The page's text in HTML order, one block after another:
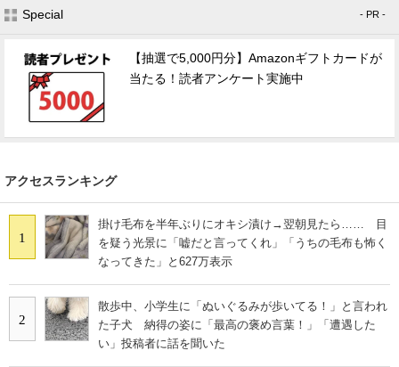
Special - PR -
【抽選で5,000円分】Amazonギフトカードが
当たる！読者アンケート実施中
アクセスランキング
1
掛け毛布を半年ぶりにオキシ漬け→翌朝見たら…… 目
を疑う光景に「嘘だと言ってくれ」「うちの毛布も怖く
なってきた」と627万表示
2
散歩中、小学生に「ぬいぐるみが歩いてる！」と言われ
た子犬 納得の姿に「最高の褒め言葉！」「遭遇した
い」投稿者に話を聞いた